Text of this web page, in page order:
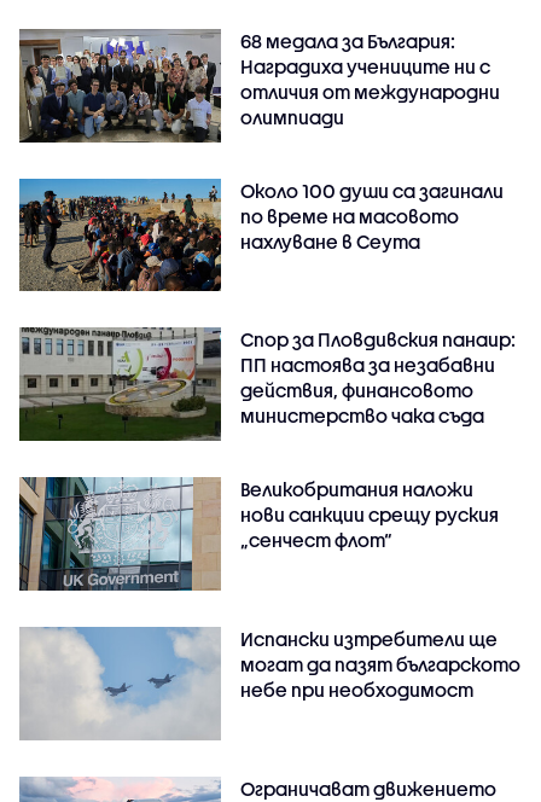
68 медала за България:
Наградиха учениците ни с
отличия от международни
олимпиади
Около 100 души са загинали
по време на масовото
нахлуване в Сеута
Спор за Пловдивския панаир:
ПП настоява за незабавни
действия, финансовото
министерство чака съда
Великобритания наложи
нови санкции срещу руския
„сенчест флот“
Испански изтребители ще
могат да пазят българското
небе при необходимост
Ограничават движението